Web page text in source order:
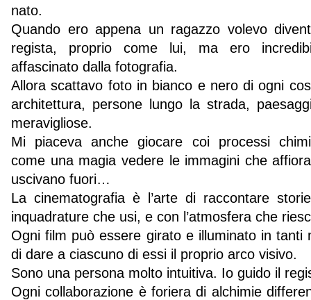
nato.
Quando ero appena un ragazzo volevo
regista, proprio come lui, ma ero
affascinato dalla fotografia.
Allora scattavo foto in bianco e nero di ogni
architettura, persone lungo la strada,
meravigliose.
Mi piaceva anche giocare coi processi
come una magia vedere le immagini che
uscivano fuori…
La cinematografia è l’arte di raccontare
inquadrature che usi, e con l’atmosfera che
Ogni film può essere girato e illuminato in tanti
di dare a ciascuno di essi il proprio arco visivo.
Sono una persona molto intuitiva. Io guido il
Ogni collaborazione è foriera di alchimie